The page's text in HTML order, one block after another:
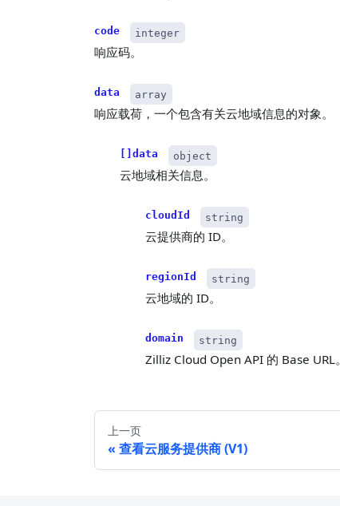
code integer
响应码。
data array
响应载荷，一个包含有关云地域信息的对象。
[]data object
云地域相关信息。
cloudId string
云提供商的 ID。
regionId string
云地域的 ID。
domain string
Zilliz Cloud Open API 的 Base URL。
上一页
查看云服务提供商 (V1)